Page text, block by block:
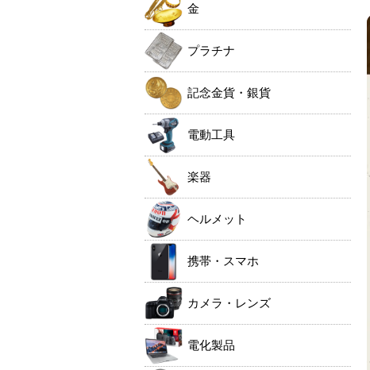
金
プラチナ
記念金貨・銀貨
電動工具
楽器
ヘルメット
携帯・スマホ
カメラ・レンズ
電化製品